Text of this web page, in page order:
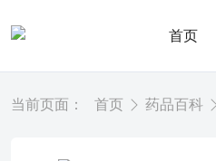
首页
当前页面： 首页 药品百科